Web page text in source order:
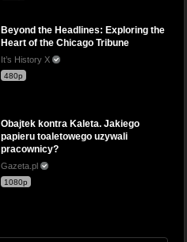
Beyond the Headlines: Exploring the
Heart of the Chicago Tribune
It’s History X
480p
Obajtek kontra Kaleta. Jakiego
papieru toaletowego uzywali
pracownicy?
Gazeta.pl
1080p